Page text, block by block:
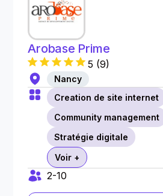
Arobase Prime
5 (9)
Nancy
Creation de site internet
Community management
Stratégie digitale
Voir +
2-10